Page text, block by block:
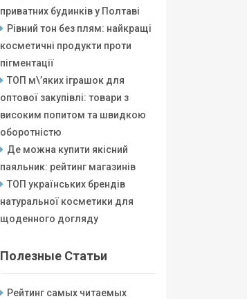
приватних будинків у Полтаві
Рівний тон без плям: найкращі
косметичні продукти проти
пігментації
ТОП м\’яких іграшок для
оптової закупівлі: товари з
високим попитом та швидкою
оборотністю
Де можна купити якісний
паяльник: рейтинг магазинів
ТОП українських брендів
натуральної косметики для
щоденного догляду
Полезные Статьи
Рейтинг самых читаемых